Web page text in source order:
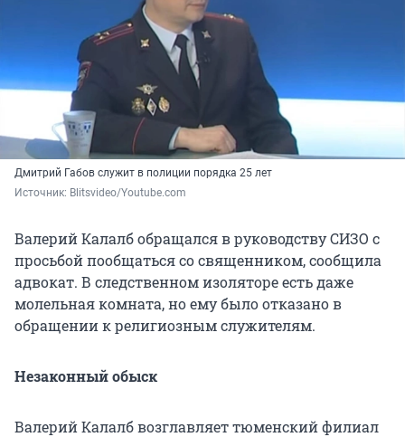
Дмитрий Габов служит в полиции порядка 25 лет
Источник: Blitsvideo/Youtube.com
Валерий Калалб обращался в руководству СИЗО с
просьбой пообщаться со священником, сообщила
адвокат. В следственном изоляторе есть даже
молельная комната, но ему было отказано в
обращении к религиозным служителям.
Незаконный обыск
Валерий Калалб возглавляет тюменский филиал